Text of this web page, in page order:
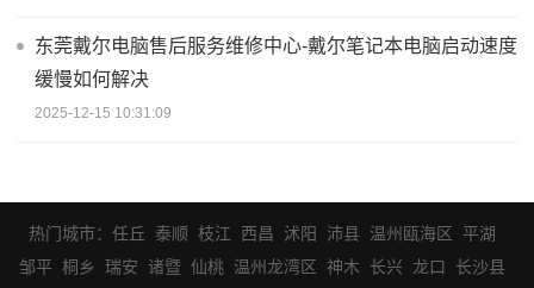
东莞戴尔电脑售后服务维修中心-戴尔笔记本电脑启动速度
缓慢如何解决
2025-12-15 10:31:09
热门城市： 任丘 泰顺 枝江 西昌 沭阳 沛县 温州瓯海区
平湖
邹平 桐乡 瑞安 诸暨 仙桃 温州龙湾区 神木 长兴 龙口 长沙县